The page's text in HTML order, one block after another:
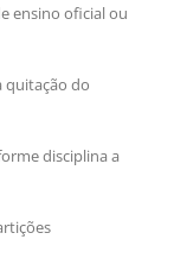
ensino oficial ou
do
disciplina a